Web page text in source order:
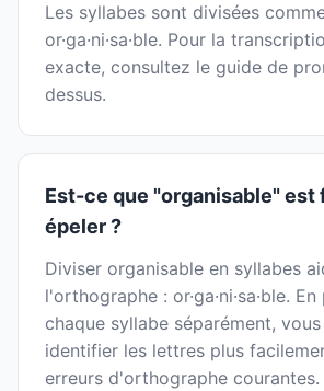
Les syllabes sont divisées
or·ga·ni·sa·ble. Pour la
exacte, consultez le guide de
dessus.
Est-ce que "organisable" est
épeler ?
Diviser organisable en syllabes
l'orthographe : or·ga·ni·sa·ble.
chaque syllabe séparément,
identifier les lettres plus
erreurs d'orthographe courantes.